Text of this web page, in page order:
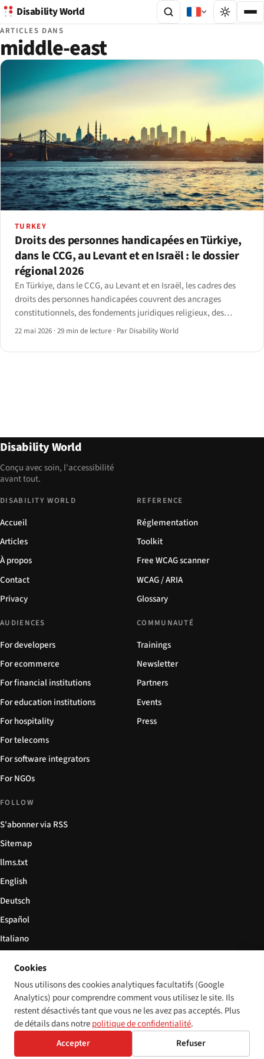
Disability World
ARTICLES DANS
middle-east
TURKEY
Droits des personnes handicapées en Türkiye,
dans le CCG, au Levant et en Israël : le dossier
régional 2026
En Türkiye, dans le CCG, au Levant et en Israël, les cadres des
droits des personnes handicapées couvrent des ancrages
constitutionnels, des fondements juridiques religieux, des
réformes récentes proches du droit européen, et les suites du
22 mai 2026 ·29 min de lecture · Par Disability World
Disability World
Conçu avec soin, l'accessibilité
avant tout.
DISABILITY WORLD
Accueil
Articles
À propos
Contact
Privacy
REFERENCE
Réglementation
Toolkit
Free WCAG scanner
WCAG / ARIA
Glossary
AUDIENCES
For developers
For ecommerce
For financial institutions
For education institutions
For hospitality
For telecoms
For software integrators
For NGOs
COMMUNAUTÉ
Trainings
Newsletter
Partners
Events
Press
FOLLOW
S'abonner via RSS
Sitemap
llms.txt
English
Deutsch
Español
Italiano
© 2026 Disability World. Tous droits réservés. Cookie settings
DeutschEspañol 简体中文Polski
Cookies
Nous utilisons des cookies analytiques facultatifs (Google
Analytics) pour comprendre comment vous utilisez le site. Ils
restent désactivés tant que vous ne les avez pas acceptés. Plus
de détails dans notrepolitique de confidentialité.
Accepter
Refuser